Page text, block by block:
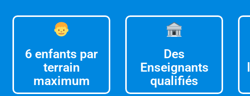
6 enfants par
terrain
maximum
Des
Enseignants
qualifiés